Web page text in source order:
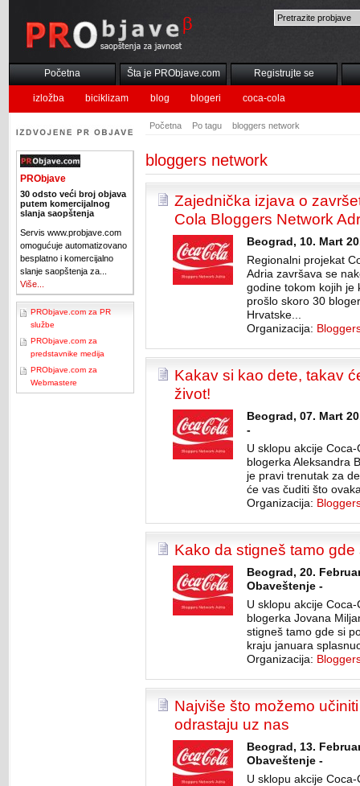
Početna Šta je PRObjave.com Registrujte se
izložba biciklizam blog blogeri coca-cola
Početna Po tagu bloggers network
bloggers network
Zajednička izjava o
Cola Bloggers Network
Beograd, 10. Mart
Regionalni projekat
Adria završava se
godine tokom kojih je
prošlo skoro 30
Hrvatske...
Organizacija:
Kakav si kao dete, takav
život!
Beograd, 07. Mart
-
U sklopu akcije
blogerka Aleksandra
je pravi trenutak za
će vas čuditi što
Organizacija:
Kako da stigneš tamo
Beograd, 20.
Obaveštenje -
U sklopu akcije
blogerka Jovana
stigneš tamo gde si
kraju januara
Organizacija:
Najviše što možemo
odrastaju uz nas
Beograd, 13.
Obaveštenje -
U sklopu akcije
PRObjave
30 odsto veći broj objava
putem komercijalnog
slanja saopštenja
Servis www.probjave.com
omogućuje automatizovano
besplatno i komercijalno
slanje saopštenja za...
Više...
PRObjave.com za PR
službe
PRObjave.com za
predstavnike medija
PRObjave.com za
Webmastere